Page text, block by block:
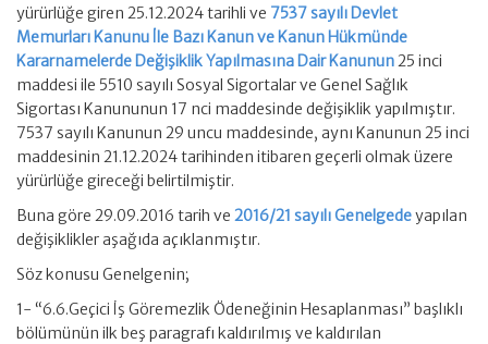
yürürlüğe giren 25.12.2024 tarihli ve 7537 sayılı Devlet
Memurları Kanunu İle Bazı Kanun ve Kanun Hükmünde
Kararnamelerde Değişiklik Yapılmasına Dair Kanunun25 inci
maddesi ile 5510 sayılı Sosyal Sigortalar ve Genel Sağlık
Sigortası Kanununun 17 nci maddesinde değişiklik yapılmıştır.
7537 sayılı Kanunun 29 uncu maddesinde, aynı Kanunun 25 inci
maddesinin 21.12.2024 tarihinden itibaren geçerli olmak üzere
yürürlüğe gireceği belirtilmiştir.
Buna göre 29.09.2016 tarih ve 2016/21 sayılı Genelgedeyapılan
değişiklikler aşağıda açıklanmıştır.
Söz konusu Genelgenin;
1- “6.6.Geçici İş Göremezlik Ödeneğinin Hesaplanması” başlıklı
bölümünün ilk beş paragrafı kaldırılmış ve kaldırılan